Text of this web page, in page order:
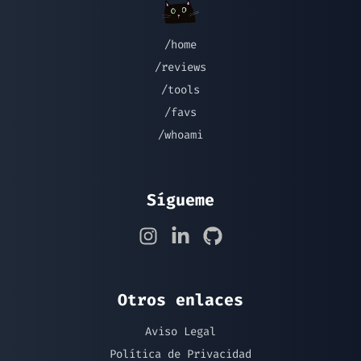
/home
/reviews
/tools
/favs
/whoami
Sígueme
Otros enlaces
Aviso Legal
Política de Privacidad